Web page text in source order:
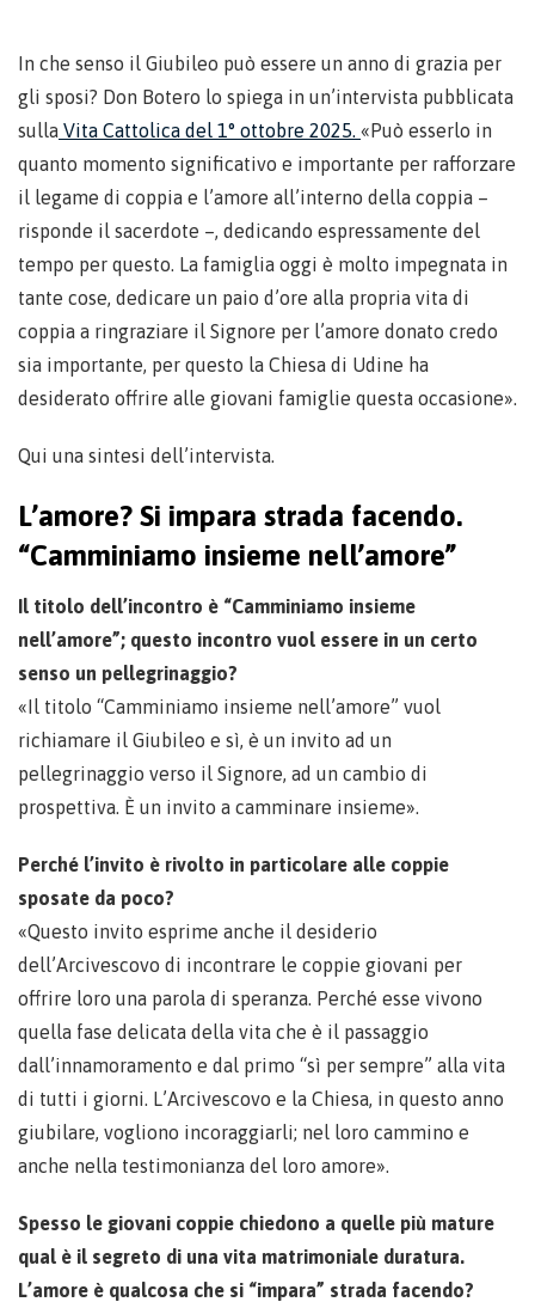
In che senso il Giubileo può essere un anno di grazia per
gli sposi? Don Botero lo spiega in un’intervista pubblicata
sulla Vita Cattolica del 1° ottobre 2025. «Può esserlo in
quanto momento significativo e importante per rafforzare
il legame di coppia e l’amore all’interno della coppia –
risponde il sacerdote –, dedicando espressamente del
tempo per questo. La famiglia oggi è molto impegnata in
tante cose, dedicare un paio d’ore alla propria vita di
coppia a ringraziare il Signore per l’amore donato credo
sia importante, per questo la Chiesa di Udine ha
desiderato offrire alle giovani famiglie questa occasione».
Qui una sintesi dell’intervista.
L’amore? Si impara strada facendo.
“Camminiamo insieme nell’amore”
Il titolo dell’incontro è “Camminiamo insieme
nell’amore”; questo incontro vuol essere in un certo
senso un pellegrinaggio?
«Il titolo “Camminiamo insieme nell’amore” vuol
richiamare il Giubileo e sì, è un invito ad un
pellegrinaggio verso il Signore, ad un cambio di
prospettiva. È un invito a camminare insieme».
Perché l’invito è rivolto in particolare alle coppie
sposate da poco?
«Questo invito esprime anche il desiderio
dell’Arcivescovo di incontrare le coppie giovani per
offrire loro una parola di speranza. Perché esse vivono
quella fase delicata della vita che è il passaggio
dall’innamoramento e dal primo “sì per sempre” alla vita
di tutti i giorni. L’Arcivescovo e la Chiesa, in questo anno
giubilare, vogliono incoraggiarli; nel loro cammino e
anche nella testimonianza del loro amore».
Spesso le giovani coppie chiedono a quelle più mature
qual è il segreto di una vita matrimoniale duratura.
L’amore è qualcosa che si “impara” strada facendo?